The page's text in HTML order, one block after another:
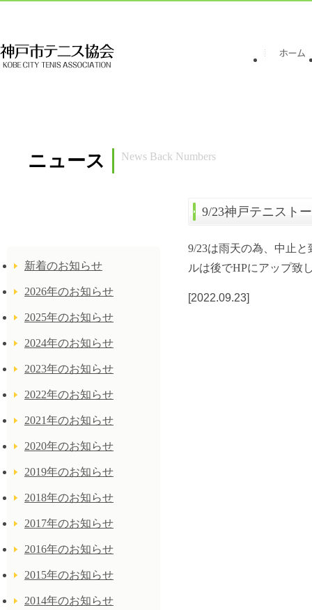
ニュース News Back Numbers
新着のお知らせ
2026年のお知らせ
2025年のお知らせ
2024年のお知らせ
2023年のお知らせ
2022年のお知らせ
2021年のお知らせ
2020年のお知らせ
2019年のお知らせ
2018年のお知らせ
2017年のお知らせ
2016年のお知らせ
2015年のお知らせ
2014年のお知らせ
9/23神戸テニスト
9/23は雨天の為、中止
ルは後でHPにアップ致
[2022.09.23]